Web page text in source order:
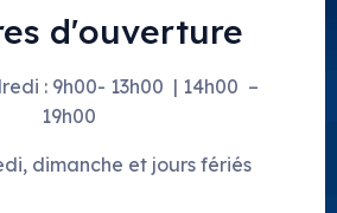
d'ouverture
: 9h00- 13h00 | 14h00 –
19h00
dimanche et jours fériés